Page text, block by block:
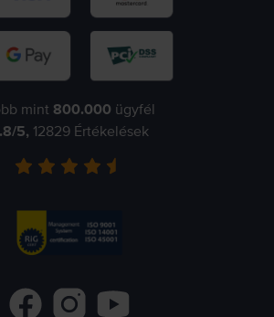
mint 800.000 ügyfél
/5, 12829 Értékelések